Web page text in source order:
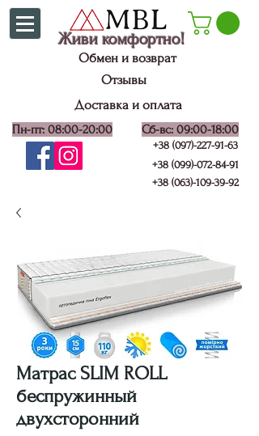
Живи комфортно!
Обмен и возврат
Отзывы
Доставка и оплата
Пн-пт: 08:00-20:00 Сб-вс: 09:00-18:00
+38 (099)-072-84-91
+38 (097)-227-91-63
+38 (063)-109-39-92
Матрас SLIM ROLL
беспружинный
двухсторонний